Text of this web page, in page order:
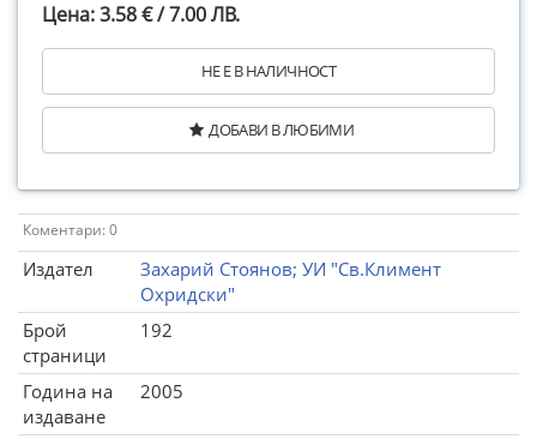
Цена: 3.58 € / 7.00 ЛВ.
НЕ Е В НАЛИЧНОСТ
ДОБАВИ В ЛЮБИМИ
Коментари: 0
Издател
Захарий Стоянов; УИ "Св.Климент
Охридски"
Брой
страници
192
Година на
издаване
2005